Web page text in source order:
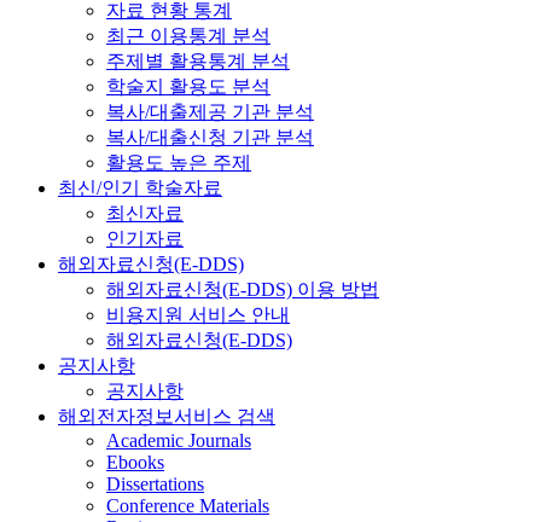
자료 현황 통계
최근 이용통계 분석
주제별 활용통계 분석
학술지 활용도 분석
복사/대출제공 기관 분석
복사/대출신청 기관 분석
활용도 높은 주제
최신/인기 학술자료
최신자료
인기자료
해외자료신청(E-DDS)
해외자료신청(E-DDS) 이용 방법
비용지원 서비스 안내
해외자료신청(E-DDS)
공지사항
공지사항
해외전자정보서비스 검색
Academic Journals
Ebooks
Dissertations
Conference Materials